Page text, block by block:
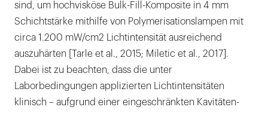
sind, um hochvisköse Bulk-Fill-Komposite in 4 mm
Schichtstärke mithilfe von Polymerisationslampen mit
circa 1.200 mW/cm2 Lichtintensität ausreichend
auszuhärten [Tarle et al., 2015; Miletic et al., 2017].
Dabei ist zu beachten, dass die unter
Laborbedingungen applizierten Lichtintensitäten
klinisch – aufgrund einer eingeschränkten Kavitäten-